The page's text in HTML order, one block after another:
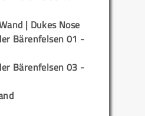
| Dukes Nose
Bärenfelsen 01 -
Bärenfelsen 03 -